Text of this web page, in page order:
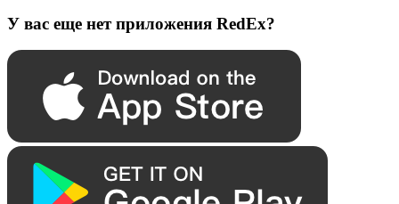
У вас еще нет приложения RedEx?